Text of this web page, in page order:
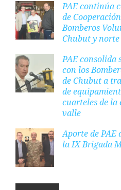
PAE continúa
de
Bomberos
Chubut y
PAE consolida
con los
de Chubut a
de
cuarteles de
valle
Aporte de PAE
la IX Brigada